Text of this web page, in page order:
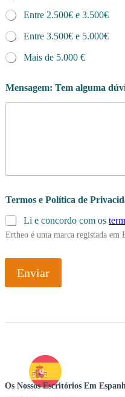
Entre 2.500€ e 3.500€
Entre 3.500€ e 5.000€
Mais de 5.000 €
Mensagem: Tem alguma
Termos e Política de
Li e concordo com os
Ertheo é uma marca registada em
Enviar
Os Nossos Escritórios Em